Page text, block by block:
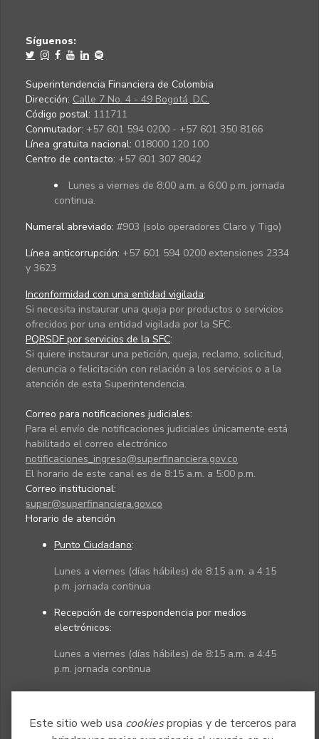
Este sitio web usa cookiespropias y de terceros para
Síguenos:
Superintendencia Financiera de Colombia
Dirección: Calle 7 No. 4 - 49 Bogotá, D.C.
Código postal: 111711
Conmutador: +57 601 594 0200 - +57 601 350 8166
Línea gratuita nacional: 018000 120 100
Centro de contacto: +57 601 307 8042
Lunes a viernes de 8:00 a.m. a 6:00 p.m. jornada
continua.
Numeral abreviado: #903 (solo operadores Claro y Tigo)
Línea anticorrupción: +57 601 594 0200 extensiones 2334
y 3623
Inconformidad con una entidad vigilada:
Si necesita instaurar una queja por productos o servicios
ofrecidos por una entidad vigilada por la SFC.
PQRSDF por servicios de la SFC:
Si quiere instaurar una petición, queja, reclamo, solicitud,
denuncia o felicitación con relación a los servicios o a la
atención de esta Superintendencia.
Correo para notificaciones judiciales:
Para el envío de notificaciones judiciales únicamente está
habilitado el correo electrónico
notificaciones_ingreso@superfinanciera.gov.co
El horario de este canal es de 8:15 a.m. a 5:00 p.m.
Correo institucional:
super@superfinanciera.gov.co
Horario de atención
Punto Ciudadano:
Lunes a viernes (días hábiles) de 8:15 a.m. a 4:15
p.m. jornada continua
Recepción de correspondencia por medios
electrónicos:
Lunes a viernes (días hábiles) de 8:15 a.m. a 4:45
p.m. jornada continua